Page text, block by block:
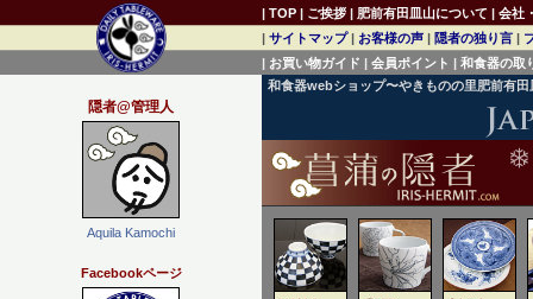
和食器webショップ〜やきものの里肥前有
隠者@管理人
Aquila Kamochi
Facebookページ
| TOP | ご挨拶 | 肥前有田皿山について | 会社
| サイトマップ| お客様の声 | 隠者の独り言 |
| お買い物ガイド | 会員ポイント | 和食器の取